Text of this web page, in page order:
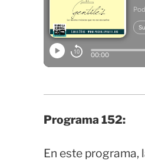
Programa 152:
En este programa,